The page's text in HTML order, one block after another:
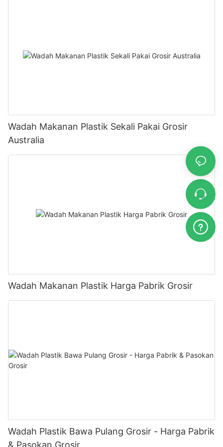
Wadah Makanan Plastik Sekali Pakai Grosir
Australia
Wadah Makanan Plastik Harga Pabrik Grosir
Wadah Plastik Bawa Pulang Grosir - Harga Pabrik
& Pasokan Grosir